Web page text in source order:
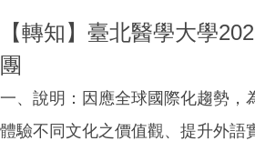
【轉知】臺北醫學大學
團
一、說明：因應全球國際化趨勢，
體驗不同文化之價值觀、提升外語